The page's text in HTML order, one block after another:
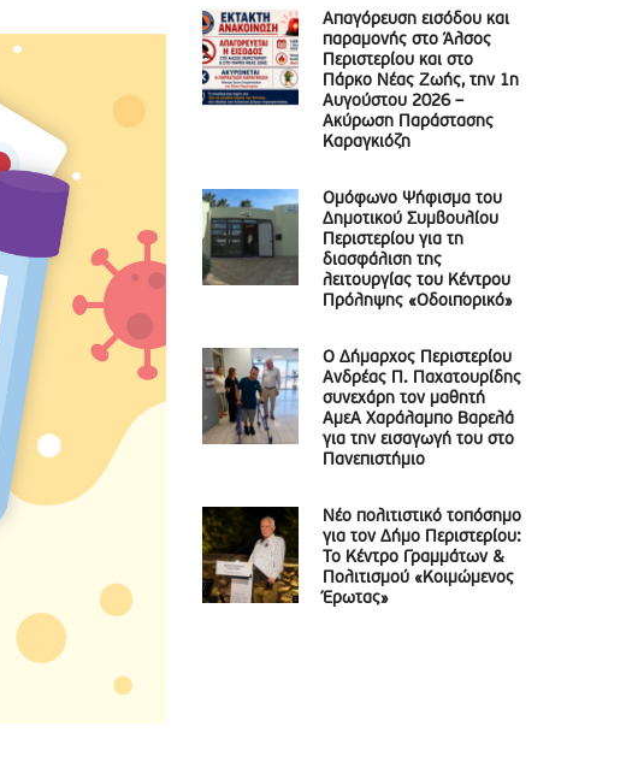
Απαγόρευση εισόδου και
παραμονής στο Άλσος
Περιστερίου και στο
Πάρκο Νέας Ζωής, την 1η
Αυγούστου 2026 –
Ακύρωση Παράστασης
Καραγκιόζη
Ομόφωνο Ψήφισμα του
Δημοτικού Συμβουλίου
Περιστερίου για τη
διασφάλιση της
λειτουργίας του Κέντρου
Πρόληψης «Οδοιπορικό»
Ο Δήμαρχος Περιστερίου
Ανδρέας Π. Παχατουρίδης
συνεχάρη τον μαθητή
ΑμεΑ Χαράλαμπο Βαρελά
για την εισαγωγή του στο
Πανεπιστήμιο
Νέο πολιτιστικό τοπόσημο
για τον Δήμο Περιστερίου:
Το Κέντρο Γραμμάτων &
Πολιτισμού «Κοιμώμενος
Έρωτας»